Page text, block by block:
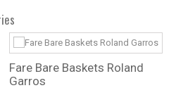
Fare Bare Baskets Roland
Garros